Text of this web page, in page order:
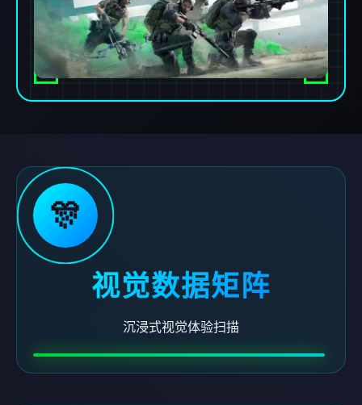
🎊
视觉数据矩阵
沉浸式视觉体验扫描